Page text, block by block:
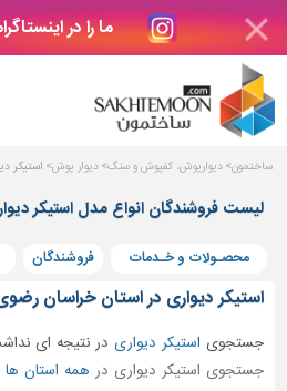
ما را در
دکوراسیون
بتن
های
بتنی
و
پنجره
ساختمانی
ساختمون دیوارپوش، کفپوش و سنگ دیوار پوش استیکر
لیست فروشندگان انواع مدل استیکر
محصـولات و خـدمات فروشندگان
استیکر دیواری در استان خراسان
جستجوی استیکر دیواری درنتیجه ای
جستجوی استیکر دیواری در همه استان